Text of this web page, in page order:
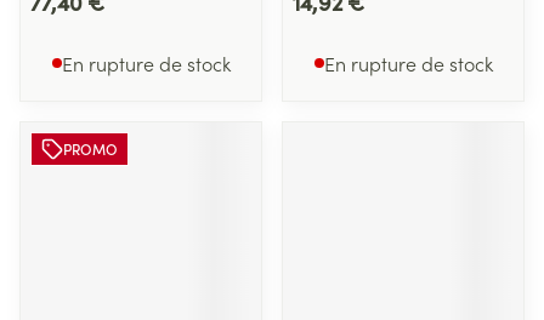
En rupture de stock En rupture de stock
PROMO